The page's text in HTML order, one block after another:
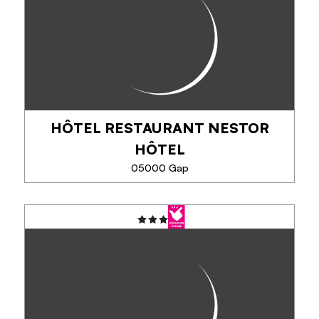
un havre de paix dans un écrin de verdure où calme
EN SAVOIR PLUS
HÔTEL RESTAURANT NESTOR
HÔTEL
05000 Gap
HÔTEL RESTAURANT NESTOR
Hôtel-Restaurant familial proposant des chambres
confortables climatisées avec salles de bain
privatives jusqu'à 5 personnes. Restaurant ouvert à